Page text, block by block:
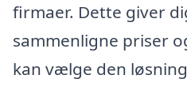
firmaer. Dette giver
sammenligne priser
kan vælge den